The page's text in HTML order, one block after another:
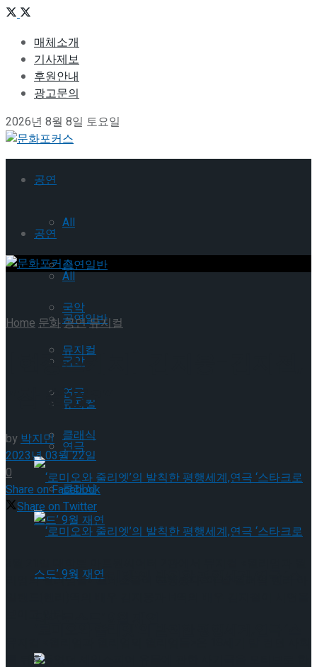
매체소개
기사제보
후원안내
광고문의
2026년 8월 8일 토요일
공연
All
공연일반
국악
뮤지컬
연극
클래식
‘로미오와 줄리엣’의 발칙한 평행세계,연극 ‘스
공연
All
공연일반
국악
뮤지컬
연극
클래식
Home문화공연뮤지컬
[현장스케치] 김지웅-김지철,
“참 쉽죠?”
by박지민
2023년 03월 22일
0
Share on Facebook
Share on Twitter
리엄의 윌리엄들> 프레스콜이 진행됐다. 이 날 윌리엄 헨리 아
를 뒤흔들었던 셰익스피어 유물에 관한 사기극을 모티브로 한